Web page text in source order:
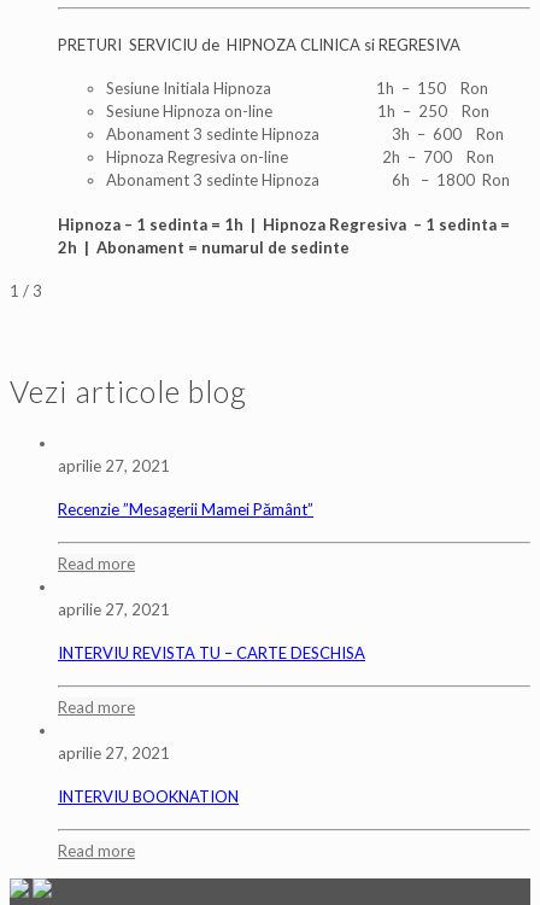
PRETURI SERVICIU de HIPNOZA CLINICA si REGRESIVA
Sesiune Initiala Hipnoza 1h – 150 Ron
Sesiune Hipnoza on-line 1h – 250 Ron
Abonament 3 sedinte Hipnoza 3h – 600 Ron
Hipnoza Regresiva on-line 2h – 700 Ron
Abonament 3 sedinte Hipnoza 6h – 1800 Ron
Hipnoza – 1 sedinta = 1h | Hipnoza Regresiva – 1 sedinta =
2h | Abonament = numarul de sedinte
1 / 3
Vezi articole blog
aprilie 27, 2021
Recenzie ”Mesagerii Mamei Pământ”
Read more
aprilie 27, 2021
INTERVIU REVISTA TU – CARTE DESCHISA
Read more
aprilie 27, 2021
INTERVIU BOOKNATION
Read more